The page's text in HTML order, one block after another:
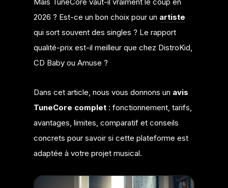
2026 ? Est-ce un bon choix pour un artiste
qui sort souvent des singles ? Le rapport
qualité-prix est-il meilleur que chez DistroKid,
CD Baby ou Amuse ?
Dans cet article, nous vous donnons un avis
TuneCore complet : fonctionnement, tarifs,
avantages, limites, comparatif et conseils
concrets pour savoir si cette plateforme est
adaptée à votre projet musical.